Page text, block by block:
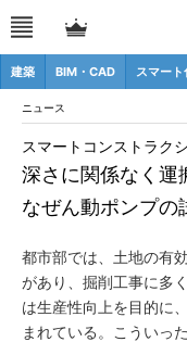
建築 BIM・CAD スマー
ニュース
深さに関係なく運
なぜん動ポンプの
スマートコンストラク
都市部では、土地の有
があり、掘削工事に多
は生産性向上を目的に
まれている。こういっ